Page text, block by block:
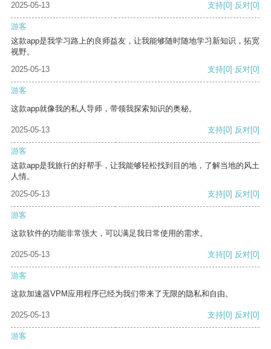
2025-05-13 支持[0] 反对[0]
游客
这款app是我学习路上的良师益友，让我能够随时随地学习新知识，拓宽
视野。
2025-05-13
支持[0] 反对[0]
游客
这款app就像我的私人导师，带领我探索知识的奥秘。
2025-05-13 支持[0] 反对[0]
游客
这款app是我旅行的好帮手，让我能够轻松找到目的地，了解当地的风土
人情。
2025-05-13
支持[0] 反对[0]
游客
这款软件的功能非常强大，可以满足我日常使用的需求。
2025-05-13 支持[0] 反对[0]
游客
这款加速器VPM应用程序已经为我们带来了无限的隐私和自由。
2025-05-13 支持[0] 反对[0]
游客